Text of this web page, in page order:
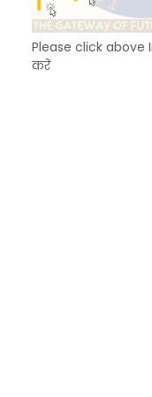
Please click
करें